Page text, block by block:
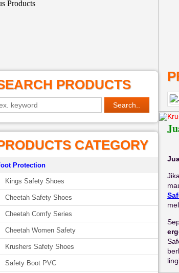
PRODUCTS
CATEGORY
Protection
Kings Safety Shoes
Cheetah Safety Shoes
Cheetah Comfy Series
Cheetah Women Safety
Krushers Safety Shoes
Safety Boot PVC